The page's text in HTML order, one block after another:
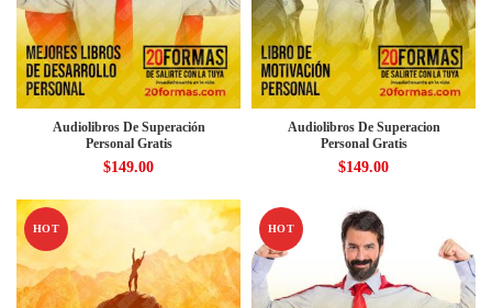
Audiolibros De Superación
Personal Gratis
$149.00
Audiolibros De Superacion
Personal Gratis
$149.00
HOT HOT